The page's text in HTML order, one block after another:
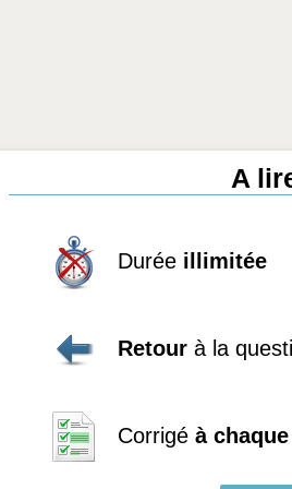
A
Durée illimitée
Retour à la
Corrigéà